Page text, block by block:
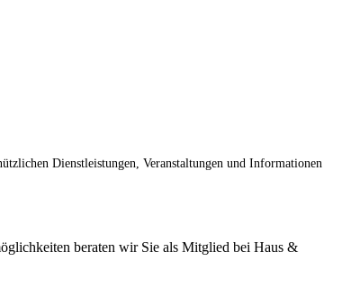
Dienstleistungen, Veranstaltungen und Informationen
beraten wir Sie als Mitglied bei Haus &